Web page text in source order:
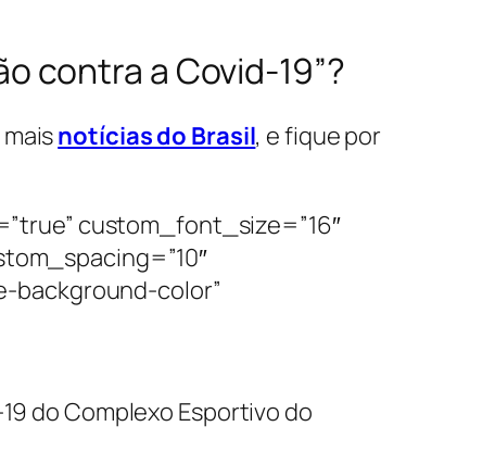
contra a Covid-19”?
notícias do Brasil, e fique por
custom_font_size=”16″
background-color”
do Complexo Esportivo do